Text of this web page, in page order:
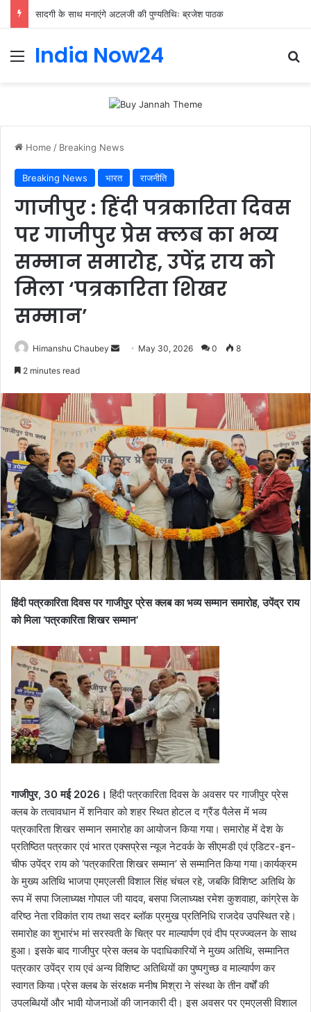
सादगी के साथ मनाएंगे अटलजी की पुण्यतिथिः ब्रजेश पाठक
India Now24
Home / Breaking News
Breaking News भारत राजनीति
गाजीपुर : हिंदी पत्रकारिता दिवस
पर गाजीपुर प्रेस क्लब का भव्य
सम्मान समारोह, उपेंद्र राय को
मिला ‘पत्रकारिता शिखर
सम्मान’
Himanshu Chaubey May 30, 2026 0 8
2 minutes read
हिंदी पत्रकारिता दिवस पर गाजीपुर प्रेस क्लब का भव्य सम्मान समारोह, उपेंद्र राय
को मिला ‘पत्रकारिता शिखर सम्मान’
गाजीपुर, 30 मई 2026। हिंदी पत्रकारिता दिवस के अवसर पर गाजीपुर प्रेस
क्लब के तत्वावधान में शनिवार को शहर स्थित होटल द ग्रैंड पैलेस में भव्य
पत्रकारिता शिखर सम्मान समारोह का आयोजन किया गया। समारोह में देश के
प्रतिष्ठित पत्रकार एवं भारत एक्सप्रेस न्यूज नेटवर्क के सीएमडी एवं एडिटर-इन-
चीफ उपेंद्र राय को ‘पत्रकारिता शिखर सम्मान’ से सम्मानित किया गया।कार्यक्रम
के मुख्य अतिथि भाजपा एमएलसी विशाल सिंह चंचल रहे, जबकि विशिष्ट अतिथि के
रूप में सपा जिलाध्यक्ष गोपाल जी यादव, बसपा जिलाध्यक्ष रमेश कुशवाहा, कांग्रेस के
वरिष्ठ नेता रविकांत राय तथा सदर ब्लॉक प्रमुख प्रतिनिधि राजदेव उपस्थित रहे।
समारोह का शुभारंभ मां सरस्वती के चित्र पर माल्यार्पण एवं दीप प्रज्ज्वलन के साथ
हुआ। इसके बाद गाजीपुर प्रेस क्लब के पदाधिकारियों ने मुख्य अतिथि, सम्मानित
पत्रकार उपेंद्र राय एवं अन्य विशिष्ट अतिथियों का पुष्पगुच्छ व माल्यार्पण कर
स्वागत किया।प्रेस क्लब के संरक्षक मनीष मिश्रा ने संस्था के तीन वर्षों की
उपलब्धियों और भावी योजनाओं की जानकारी दी। इस अवसर पर एमएलसी विशाल